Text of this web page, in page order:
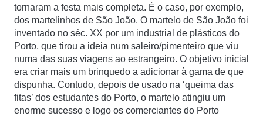
tornaram a festa mais completa. É o caso, por exemplo,
dos martelinhos de São João. O martelo de São João foi
inventado no séc. XX por um industrial de plásticos do
Porto, que tirou a ideia num saleiro/pimenteiro que viu
numa das suas viagens ao estrangeiro. O objetivo inicial
era criar mais um brinquedo a adicionar à gama de que
dispunha. Contudo, depois de usado na ‘queima das
fitas’ dos estudantes do Porto, o martelo atingiu um
enorme sucesso e logo os comerciantes do Porto